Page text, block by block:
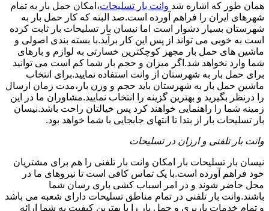
همان طور که اشاره شد وانت بار تسلیحات،امکان حمل بار به تمام
شهرهای ایران را فراهم آورده است.صد البته که کار حمل بار به
شهرستان بسیار دشوار است اما نیسان بار تسلیحات بار ثابت کرده
است به خوبی می تواند از پس این کار برآید.با بسته بندی اصولی و
ماشین های حمل بار مجهز کوچکترین خسارتی به لوازم و بارهای
شما وارد نخواهد شد.اگر میزان و حجم بار شما کم است می توانید
برای حمل بار به شهرستان از وانت استفاده نمایید.برای انتخاب
ماشین حمل بار به شهرستان باید حجم و وزن بار،مدت زمان ارسال
را درنظر بگیرید و بهترین گزینه را انتخاب نمایید.مشاوران ما در این
زمینه شما را راهنمایی خواهند کرد پس خیالتان راحت باشد.نیسان
بار تسلیحات بار از بتدا تا انتهای جابجایی با شما خواهد بود.
وانت بار تلفنی و ارزان در تسلیحات
نیسان بار تسلیحات بار امکان وانت بار تلفنی را هم برای مشتریان
خود فراهم آورده است.با یک تماس کافی است تا نیروهای ما در
محل حاضر شوند و در امر اسباب کشی یاری رسان شما
باشند.وانت بار تلفنی در تمام مناطق تسلیحات دارای شعبه می باشد
و تمام خدمات باربری و حمل بار را با بهترین کیفیت به شما ارائه